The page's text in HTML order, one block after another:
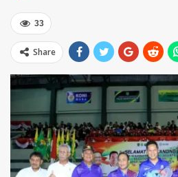
33
Share